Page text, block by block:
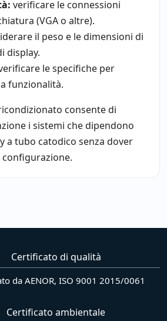
verificare le connessioni
(VGA o altre).
il peso e le dimensioni di
display.
le specifiche per
funzionalità.
consente di
i sistemi che dipendono
a tubo catodico senza dover
Certificato di qualità
da AENOR, ISO 9001 2015/0061
Certificato ambientale